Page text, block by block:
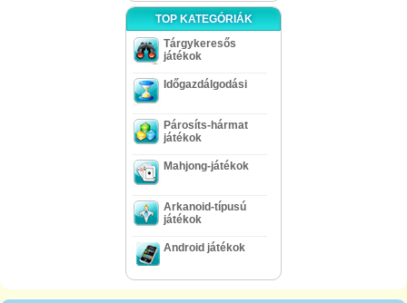
TOP KATEGÓRIÁK
Tárgykeresős
játékok
Időgazdálgodási
Párosíts-hármat
játékok
Mahjong-játékok
Arkanoid-típusú
játékok
Android játékok